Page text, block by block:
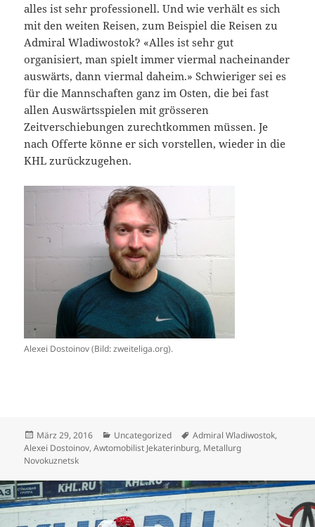
alles ist sehr professionell. Und wie verhält es sich
mit den weiten Reisen, zum Beispiel die Reisen zu
Admiral Wladiwostok? «Alles ist sehr gut
organisiert, man spielt immer viermal nacheinander
auswärts, dann viermal daheim.» Schwieriger sei es
für die Mannschaften ganz im Osten, die bei fast
allen Auswärtsspielen mit grösseren
Zeitverschiebungen zurechtkommen müssen. Je
nach Offerte könne er sich vorstellen, wieder in die
KHL zurückzugehen.
Alexei Dostoinov (Bild: zweiteliga.org).
Veröffentlicht
am
März 29, 2016 Kategorien
Uncategorized Schlagwörter
Admiral Wladiwostok,
Alexei Dostoinov,Awtomobilist Jekaterinburg, Metallurg
Novokuznetsk